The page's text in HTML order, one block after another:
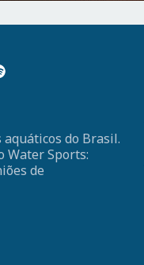
do Brasil.
Water Sports:
de